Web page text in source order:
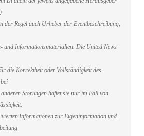
der Regel auch Urheber der Eventbeschreibung,
und Informationsmaterialien. Die United News
die Korrektheit oder Vollständigkeit des
Störungen haftet sie nur im Fall von
Informationen zur Eigeninformation und